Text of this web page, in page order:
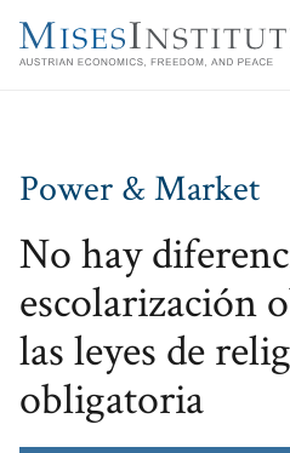
main
Power & Market
No hay
escolarización
las leyes de
obligatoria